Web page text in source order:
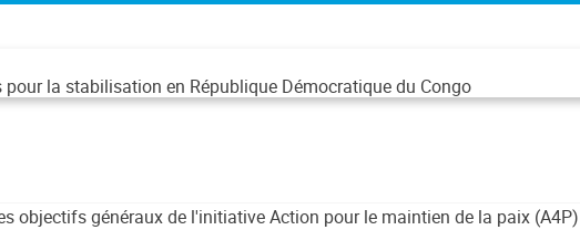
la stabilisation en République Démocratique du Congo
objectifs généraux de l'initiative Action pour le maintien de la paix